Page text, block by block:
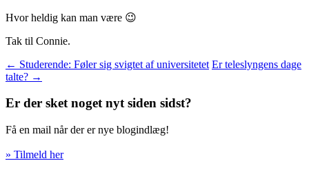
Hvor heldig kan man være 😉
Tak til Connie.
Indlægsnavigation
← Studerende: Føler sig svigtet af universitetet Er teleslyngens dage
talte? →
Er der sket noget nyt siden sidst?
Få en mail når der er nye blogindlæg!
» Tilmeld her